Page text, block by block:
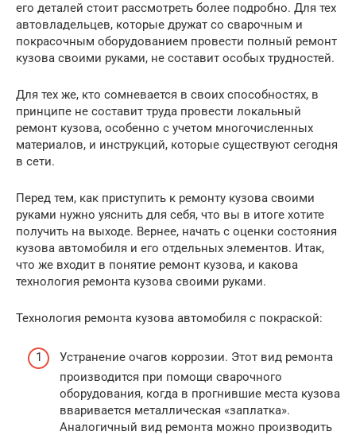
его деталей стоит рассмотреть более подробно. Для тех
автовладельцев, которые дружат со сварочным и
покрасочным оборудованием провести полный ремонт
кузова своими руками, не составит особых трудностей.
Для тех же, кто сомневается в своих способностях, в
принципе не составит труда провести локальный
ремонт кузова, особенно с учетом многочисленных
материалов, и инструкций, которые существуют сегодня
в сети.
Перед тем, как приступить к ремонту кузова своими
руками нужно уяснить для себя, что вы в итоге хотите
получить на выходе. Вернее, начать с оценки состояния
кузова автомобиля и его отдельных элементов. Итак,
что же входит в понятие ремонт кузова, и какова
технология ремонта кузова своими руками.
Технология ремонта кузова автомобиля с покраской:
Устранение очагов коррозии. Этот вид ремонта
производится при помощи сварочного
оборудования, когда в прогнившие места кузова
вваривается металлическая «заплатка».
Аналогичный вид ремонта можно производить